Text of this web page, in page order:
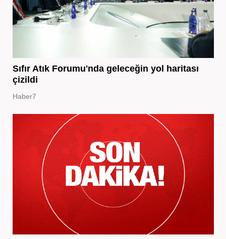
Sıfır Atık Forumu'nda geleceğin yol haritası
çizildi
Haber7